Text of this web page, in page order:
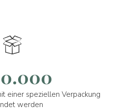
einer speziellen Verpackung
werden